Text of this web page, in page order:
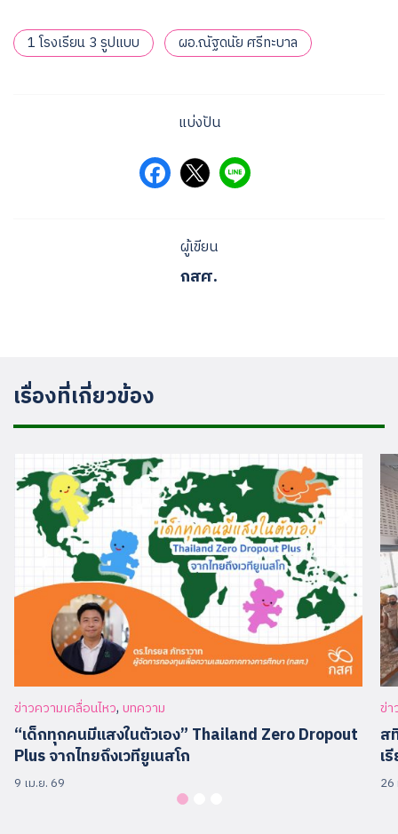
1 โรงเรียน 3 รูปแบบ ผอ.ณัฐดนัย ศรีทะบาล
แบ่งปัน
ผู้เขียน
กสศ.
เรื่องที่เกี่ยวข้อง
ข่าวความเคลื่อนไหว, บทความ
“เด็กทุกคนมีแสงในตัวเอง” Thailand Zero Dropout
Plus จากไทยถึงเวทียูเนสโก
9 เม.ย. 69
ข่า
ส
เ
26